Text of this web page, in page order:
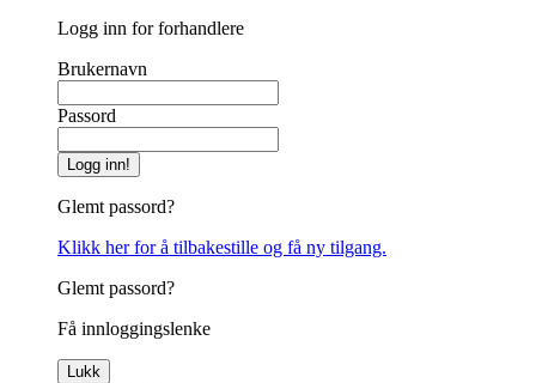
Logg inn for forhandlere
Brukernavn
Passord
Logg inn!
Glemt passord?
Klikk her for å tilbakestille og få ny tilgang.
Glemt passord?
Få innloggingslenke
Lukk